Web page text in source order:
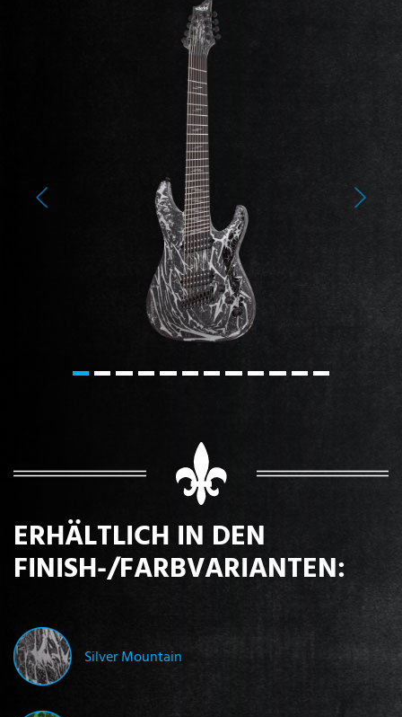
Previous Next
ERHÄLTLICH IN DEN
FINISH-/FARBVARIANTEN:
Silver Mountain